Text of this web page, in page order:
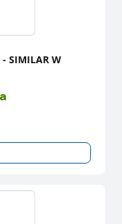
- SIMILAR W